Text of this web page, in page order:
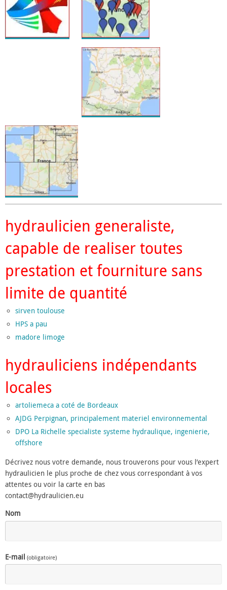
hydraulicien generaliste,
capable de realiser toutes
prestation et fourniture sans
limite de quantité
sirven toulouse
HPS a pau
madore limoge
hydrauliciens indépendants
locales
artoliemeca a coté de Bordeaux
AJDG Perpignan, principalement materiel environnemental
DPO La Richelle specialiste systeme hydraulique, ingenierie,
offshore
Décrivez nous votre demande, nous trouverons pour vous l’expert
hydraulicien le plus proche de chez vous correspondant à vos
attentes ou voir la carte en bas
contact@hydraulicien.eu
Nom
E-mail (obligatoire)